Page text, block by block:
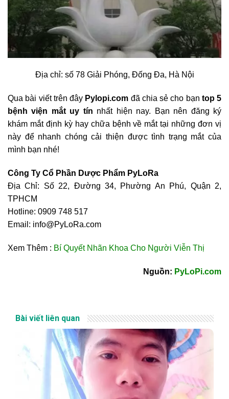
Địa chỉ: số 78 Giải Phóng, Đống Đa, Hà Nội
Qua bài viết trên đây Pylopi.com đã chia sẻ cho bạn top 5
bệnh viện mắt uy tín nhất hiện nay. Bạn nên đăng ký
khám mắt định kỳ hay chữa bệnh về mắt tại những đơn vị
này để nhanh chóng cải thiện được tình trạng mắt của
mình bạn nhé!
Công Ty Cổ Phần Dược Phẩm PyLoRa
Địa Chỉ: Số 22, Đường 34, Phường An Phú, Quận 2,
TPHCM
Hotline: 0909 748 517
Email: info@PyLoRa.com
Xem Thêm : Bí Quyết Nhãn Khoa Cho Người Viễn Thị
Nguồn: PyLoPi.com
Bài viết liên quan